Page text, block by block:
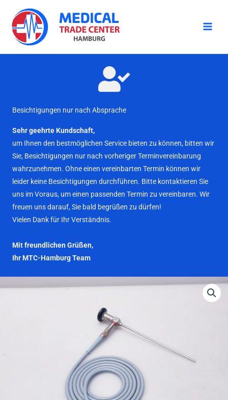
Inhalt
springen
Besichtigungen nur nach Absprache
Sehr geehrte Kundschaft,
um Ihnen den bestmöglichen Service bieten zu können, bitten wir
Sie, Besichtigungen nur nach vorheriger Terminvereinbarung
wahrzunehmen. Ohne einen vereinbarten Termin können wir
leider keine Besichtigungen durchführen. Bitte kontaktieren Sie
uns im Voraus, um einen passenden Termin zu vereinbaren. Wir
freuen uns darauf, Sie bald begrüßen zu dürfen!
Vielen Dank für Ihr Verständnis.
Mit freundlichen Grüßen,
Ihr MTC-Hamburg Team